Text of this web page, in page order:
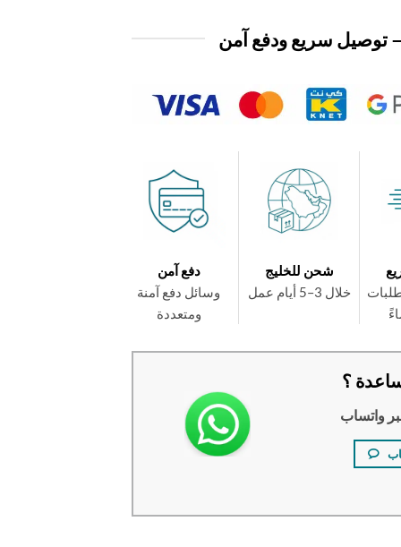
توصيل سريع ودفع آمن
شحن للخليج
خلال 3–5 أيام عمل
دفع آمن
وسائل دفع آمنة
ومتعددة
؟
واتساب